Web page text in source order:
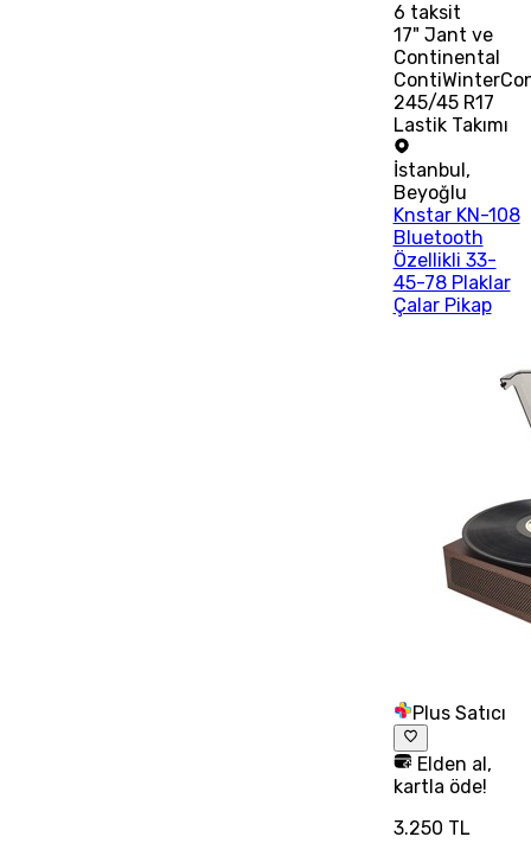
6 taksit
17" Jant ve
Continental
245/45 R17
Lastik Takımı
İstanbul ,
Beyoğlu
Knstar KN-108
Bluetooth
Özellikli 33-
45-78 Plaklar
Çalar Pikap
Plus Satıcı
Elden al,
kartla öde!
3.250 TL